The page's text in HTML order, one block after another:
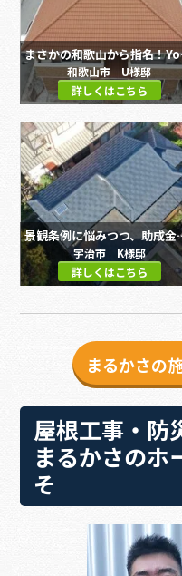
まさ
和歌山市 U様邸
詳しくはこちら
景観条例に悩み
宇治市 K様邸
詳しくはこちら
まるかさの
屋根工事・防
まるかさのホ
そ